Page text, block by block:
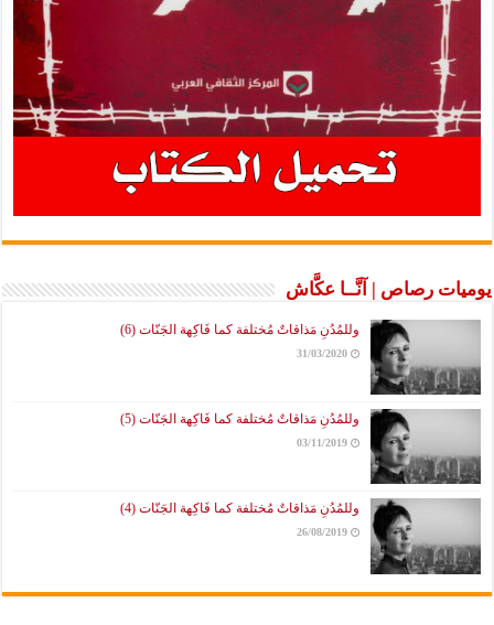
يوميات رصاص | آنَّــا عكَّاش
وللمُدُنِ مَذاقاتٌ مُختلفة كما فَاكِهة الجَنّات (6)
31/03/2020
وللمُدُنِ مَذاقاتٌ مُختلفة كما فَاكِهة الجَنّات (5)
03/11/2019
وللمُدُنِ مَذاقاتٌ مُختلفة كما فَاكِهة الجَنّات (4)
26/08/2019